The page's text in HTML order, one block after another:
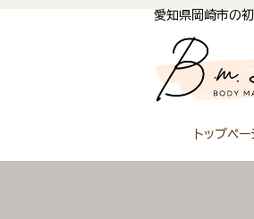
愛知県岡崎市の初
トップペー